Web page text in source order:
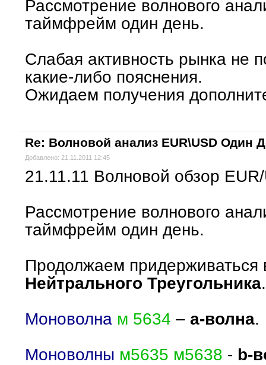
Рассмотрение волнового
таймфрейм один день.
Слабая активность рынка не
какие-либо пояснения.
Ожидаем получения
Re: Волновой анализ EUR\USD Один
Добавлено: 21.11.2011 12:45
21.11.11 Волновой обзор
Рассмотрение волнового
таймфрейм один день.
Продолжаем придерживаться
Нейтрального Треугольника.
Моноволна м 5634 – а-волна.
Моноволны м5635 м5638 - b-